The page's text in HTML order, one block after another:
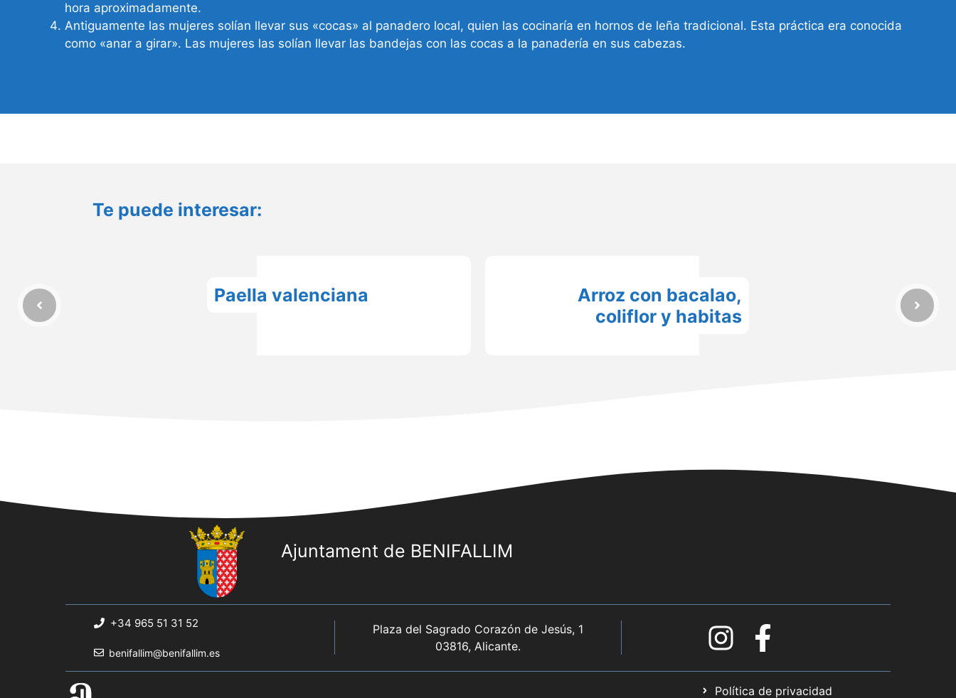
hora aproximadamente.
Antiguamente las mujeres solían llevar sus «cocas» al panadero local, quien las cocinaría en hornos de leña tradicional. Esta práctica era conocida
como «anar a girar». Las mujeres las solían llevar las bandejas con las cocas a la panadería en sus cabezas.
Te puede interesar:
Paella valenciana
Arroz con bacalao,
coliflor y habitas
Ajuntament de BENIFALLIM
+34 965 51 31 52
benifallim@benifallim.es
Plaza del Sagrado Corazón de Jesús, 1
03816, Alicante.
Política de privacidad